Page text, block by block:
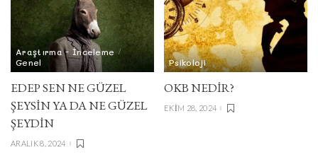
Araştırma - İnceleme
Genel
EDEP SEN NE GÜZEL
ŞEYSİN YA DA NE GÜZEL
ŞEYDİN
ARALIK 8, 2024
Psikoloji
OKB NEDIR?
EKIM 28, 2024